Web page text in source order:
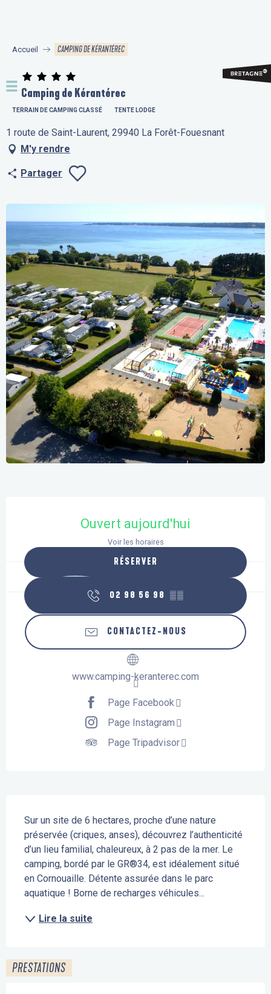
principal
Accueil CAMPING DE KÉRANTÉREC
Camping de Kérantérec
TERRAIN DE CAMPING CLASSÉ TENTE LODGE
1 route de Saint-Laurent, 29940 La Forêt-Fouesnant
M'y rendre
Partager
Ouvert aujourd'hui
Voir les horaires
RÉSERVER
02 98 56 98 ▒▒
CONTACTEZ-NOUS
www.camping-keranterec.com
Page Facebook
Page Instagram
Page Tripadvisor
Sur un site de 6 hectares, proche d’une nature
préservée (criques, anses), découvrez l’authenticité
d’un lieu familial, chaleureux, à 2 pas de la mer. Le
camping, bordé par le GR®34, est idéalement situé
en Cornouaille. Détente assurée dans le parc
aquatique ! Borne de recharges véhicules...
Lire la suite
PRESTATIONS